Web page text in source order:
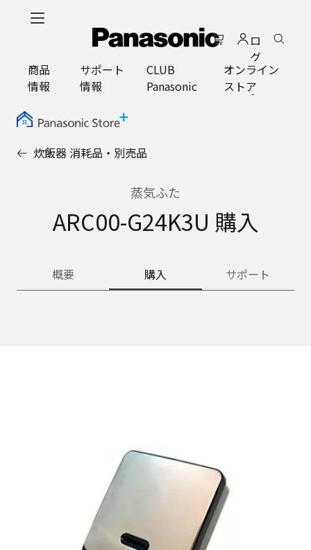
ロ
グ
イ
ン
商品
情報
サポート
情報
CLUB
Panasonic
オンライン
ストア
炊飯器 消耗品・別売品
蒸気ふた
ARC00-G24K3U 購入
概要 購入 サポート